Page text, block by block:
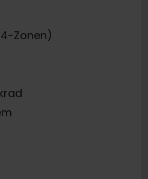
Zonen)